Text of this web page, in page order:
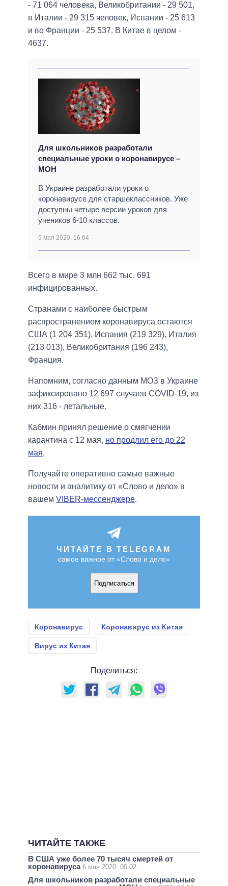
- 71 064 человека, Великобритании - 29 501,
в Италии - 29 315 человек, Испании - 25 613
и во Франции - 25 537. В Китае в целом -
4637.
Для школьников разработали
специальные уроки о коронавирусе –
МОН
В Украине разработали уроки о
коронавирусе для старшеклассников. Уже
доступны четыре версии уроков для
учеников 6-10 классов.
5 мая 2020, 16:04
Всего в мире 3 млн 662 тыс. 691
инфицированных.
Странами с наиболее быстрым
распространением коронавируса остаются
США (1 204 351), Испания (219 329), Италия
(213 013), Великобритания (196 243),
Франция.
Напомним, согласно данным МОЗ в Украине
зафиксировано 12 697 случаев COVID-19, из
них 316 - летальные.
Кабмин принял решение о смягчении
карантина с 12 мая, но продлил его до 22
мая.
Получайте оперативно самые важные
новости и аналитику от «Слово и дело» в
вашем VIBER-мессенджере.
ЧИТАЙТЕ В TELEGRAM
самое важное от «Слово и дело»
Подписаться
Коронавирус Коронавирус из Китая
Вирус из Китая
Поделиться:
ЧИТАЙТЕ ТАКЖЕ
В США уже более 70 тысяч смертей от
коронавируса 6 мая 2020, 00:02
Для школьников разработали специальные